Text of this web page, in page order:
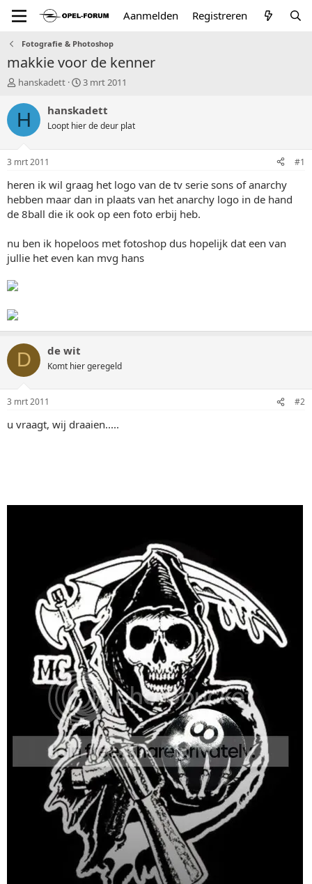
Aanmelden Registreren
Fotografie & Photoshop
makkie voor de kenner
T
p
a
r
t
e
r
hanskadett
S
a
t
u
m
3 mrt 2011
H hanskadett
Loopt hier de deur plat
3 mrt 2011 #1
heren ik wil graag het logo van de tv serie sons of anarchy
hebben maar dan in plaats van het anarchy logo in de hand
de 8ball die ik ook op een foto erbij heb.
nu ben ik hopeloos met fotoshop dus hopelijk dat een van
jullie het even kan mvg hans
D de wit
Komt hier geregeld
3 mrt 2011 #2
u vraagt, wij draaien.....